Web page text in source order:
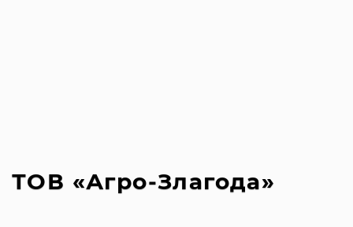
ТОВ «Агро-Злагода»